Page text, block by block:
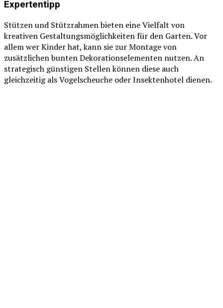
Expertentipp
Stützen und Stützrahmen bieten eine Vielfalt von
kreativen Gestaltungsmöglichkeiten für den Garten. Vor
allem wer Kinder hat, kann sie zur Montage von
zusätzlichen bunten Dekorationselementen nutzen. An
strategisch günstigen Stellen können diese auch
gleichzeitig als Vogelscheuche oder Insektenhotel dienen.